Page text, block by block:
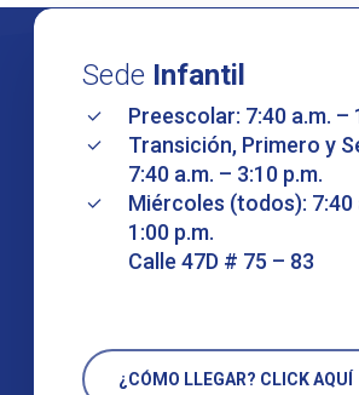
Sede Infantil
Preescolar: 7:40 a.m. –
Transición, Primero y
7:40 a.m. – 3:10 p.m.
Miércoles (todos): 7:40
1:00 p.m.
Calle 47D # 75 – 83
¿CÓMO LLEGAR? CLICK AQUÍ